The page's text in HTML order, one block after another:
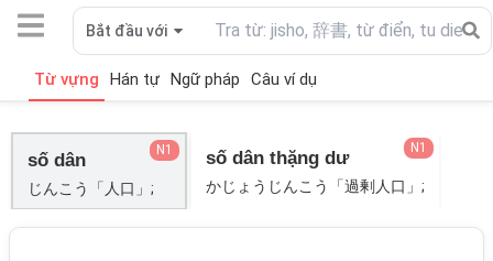
Bắt đầu với
Từ vựng Hán tự Ngữ pháp Câu ví dụ
số dân
じんこう「人口」;
N1 số dân thặng dư
かじょうじんこう「過剰人口」;
N1